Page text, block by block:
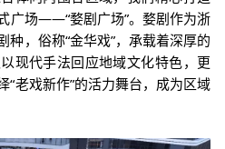
广场——“婺剧广场”。 婺剧作为浙
种，俗称“金华戏”，承载着深厚的
现代手法回应地域文化特色，更
“老戏新作”的活力舞台，成为区域